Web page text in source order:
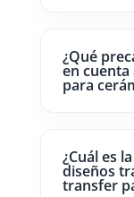
¿Qué
en
para
¿Cuál es
diseños
transfer